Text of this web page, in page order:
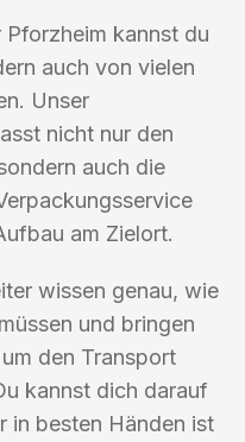
kannst du
auch von vielen
Unser
nicht nur den
auch die
am Zielort.
wissen genau, wie
und bringen
den Transport
kannst dich darauf
in besten Händen ist